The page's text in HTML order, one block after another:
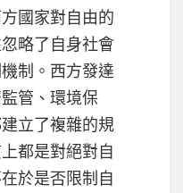
國家對自由的
略了自身社會
制。西方發達
管、環境保
立了複雜的規
都是對絕對自
於是否限制自